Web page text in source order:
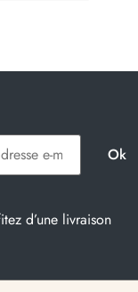
d’une livraison